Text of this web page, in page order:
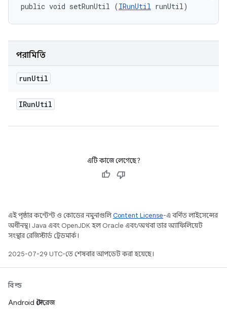
public void setRunUtil (IRunUtil runUtil)
পরামিতি
runUtil
IRunUtil
এটি কাজে লেগেছে?
এই পৃষ্ঠার কন্টেন্ট ও কোডের নমুনাগুলিContent License-এ বর্ণিত লাইসেন্সের
অধীনস্থ। Java এবং OpenJDK হল Oracle এবং/অথবা তার অ্যাফিলিয়েট
সংস্থার রেজিস্টার্ড ট্রেডমার্ক।
2025-07-29 UTC-তে শেষবার আপডেট করা হয়েছে।
বিল্ড
Android স্টোরেজ